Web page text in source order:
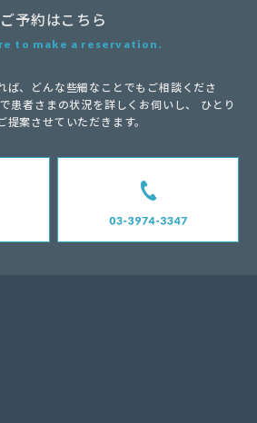
ご予約はこちら
to make a reservation.
ば、どんな些細なことでもご相談くださ
患者さまの状況を詳しくお伺いし、
ひとり
案させていただきます。